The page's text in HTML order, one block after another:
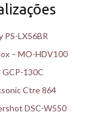
PS-LX56BR
– MO-HDV100
130C
Ctre 864
DSC-W550